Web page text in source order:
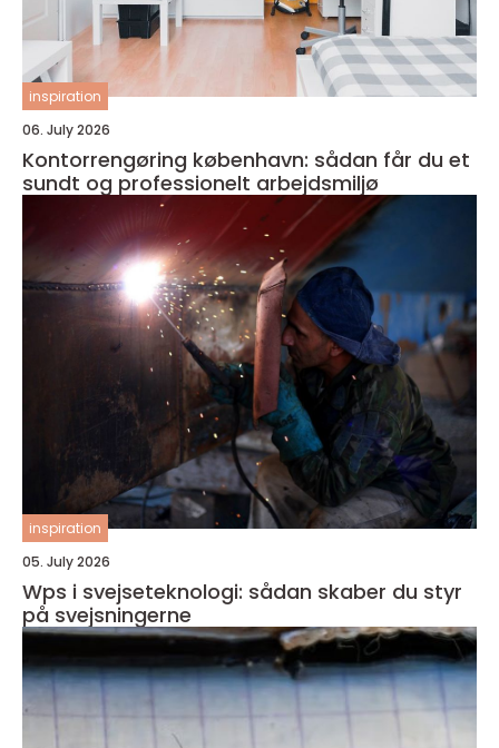
inspiration
06. July 2026
Kontorrengøring københavn: sådan får du et
sundt og professionelt arbejdsmiljø
inspiration
05. July 2026
Wps i svejseteknologi: sådan skaber du styr
på svejsningerne